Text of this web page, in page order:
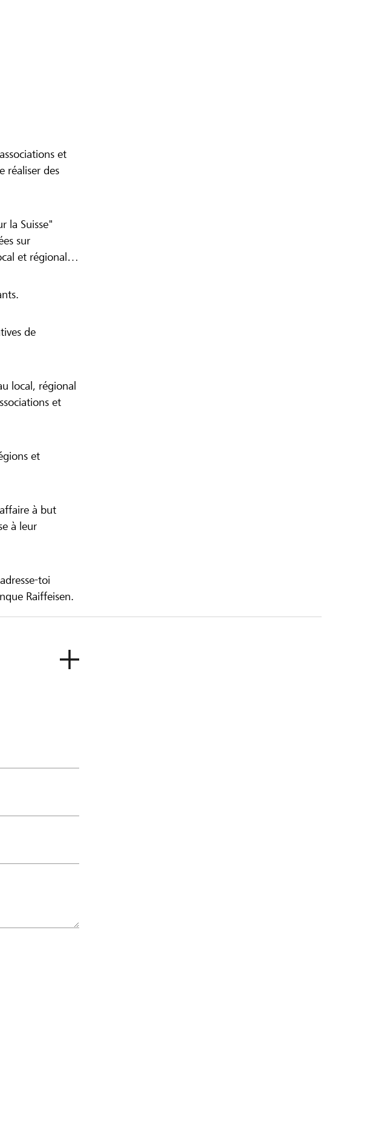
et
réaliser des
la Suisse"
sur
et régional
de
local, régional
et
et
à but
à leur
toi
Raiffeisen.